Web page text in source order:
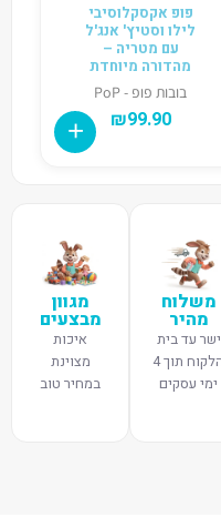
פופ אקסקלוסיבי
לילו וסטיץ' אנג'ל
עם מטריה –
מהדורה מיוחדת
בובות פופ - PoP
₪99.90
משלוח
מהיר
ישר עד בית
הלקוח תוך 4
ימי עסקים
מגוון
מבצעים
איכות
מצוינת
במחיר טוב